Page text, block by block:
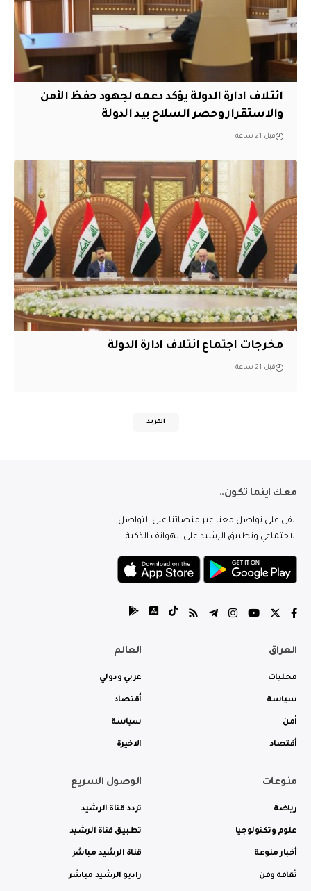
ائتلاف ادارة الدولة يؤكد دعمه لجهود حفظ الأمن
والاستقرار وحصر السلاح بيد الدولة
قبل 21 ساعة
مخرجات اجتماع ائتلاف ادارة الدولة
قبل 21 ساعة
المزيد
معك اينما تكون..
ابقى على تواصل معنا عبر منصاتنا على التواصل
الاجتماعي وتطبيق الرشيد على الهواتف الذكية.
العراق
محليات
سياسة
أمن
أقتصاد
العالم
عربي ودولي
أقتصاد
سياسة
الاخيرة
منوعات
رياضة
علوم وتكنولوجيا
أخبار منوعة
ثقافة وفن
الوصول السريع
تردد قناة الرشيد
تطبيق قناة الرشيد
قناة الرشيد مباشر
راديو الرشيد مباشر